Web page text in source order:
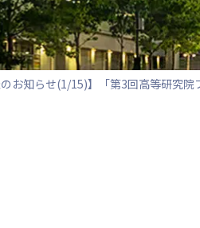
のお知らせ(1/15)】「第3回高等研究